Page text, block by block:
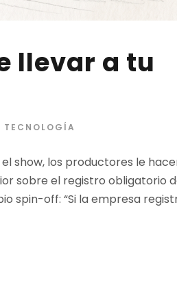
llevar a tu
TECNOLOGÍA
show, los productores le
sobre el registro obligatorio
spin-off: “Si la empresa